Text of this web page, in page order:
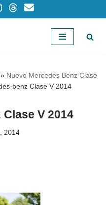
» Nuevo Mercedes Benz Clase
benz Clase V 2014
V 2014
2014